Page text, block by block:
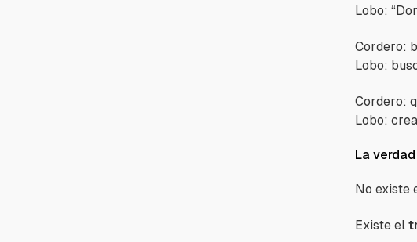
Lobo:
Cordero:
Lobo:
Cordero:
Lobo:
La
No existe
Existe el